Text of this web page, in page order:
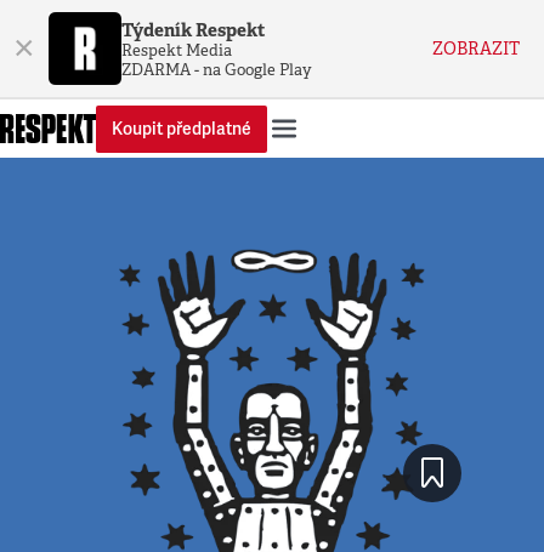
× Týdeník Respekt
Respekt Media
ZDARMA - na Google Play
ZOBRAZIT
Koupit předplatné